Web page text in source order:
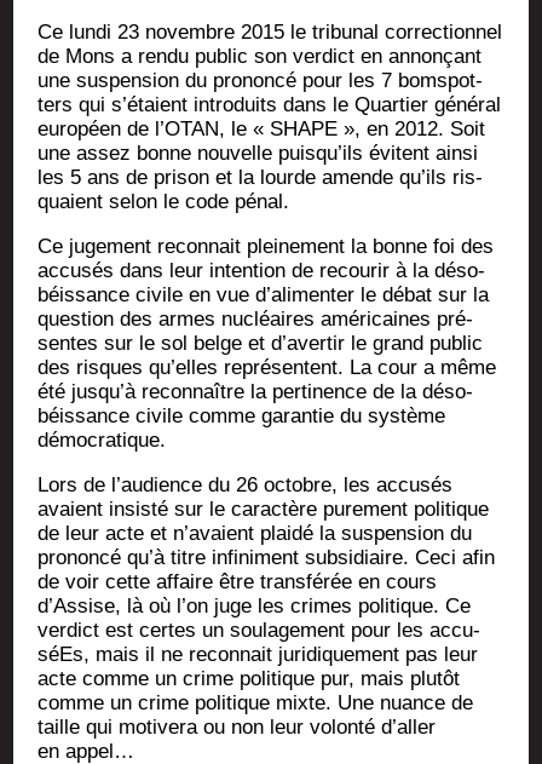
Ce lun­di 23 novembre 2015 le tri­bu­nal cor­rec­tion­nel
de Mons a ren­du public son ver­dict en annon­çant
une sus­pen­sion du pro­non­cé pour les 7 bom­spot­
ters qui s’étaient intro­duits dans le Quar­tier géné­ral
euro­péen de l’OTAN, le « SHAPE », en 2012. Soit
une assez bonne nou­velle puisqu’ils évitent ain­si
les 5 ans de pri­son et la lourde amende qu’ils ris­
quaient selon le code pénal.
Ce juge­ment recon­nait plei­ne­ment la bonne foi des
accu­sés dans leur inten­tion de recou­rir à la déso­
béis­sance civile en vue d’alimenter le débat sur la
ques­tion des armes nucléaires amé­ri­caines pré­
sentes sur le sol belge et d’avertir le grand public
des risques qu’elles repré­sentent. La cour a même
été jusqu’à recon­naître la per­ti­nence de la déso­
béis­sance civile comme garan­tie du sys­tème
démocratique.
Lors de l’audience du 26 octobre, les accu­sés
avaient insis­té sur le carac­tère pure­ment poli­tique
de leur acte et n’avaient plai­dé la sus­pen­sion du
pro­non­cé qu’à titre infi­ni­ment sub­si­diaire. Ceci afin
de voir cette affaire être trans­fé­rée en cours
d’Assise, là où l’on juge les crimes poli­tique. Ce
ver­dict est certes un sou­la­ge­ment pour les accu­
séEs, mais il ne recon­nait juri­di­que­ment pas leur
acte comme un crime poli­tique pur, mais plu­tôt
comme un crime poli­tique mixte. Une nuance de
taille qui moti­ve­ra ou non leur volon­té d’aller
en appel…